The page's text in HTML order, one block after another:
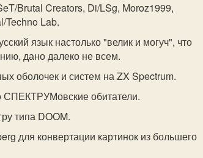
Brutal Creators, Di/LSg, Moroz1999,
Techno Lab.
язык настолько "велик и могуч", что
дано далеко не всем.
оболочек и систем на ZX Spectrum.
СПЕКТРУМовские обитатели.
типа DOOM.
для конвертации картинок из большего